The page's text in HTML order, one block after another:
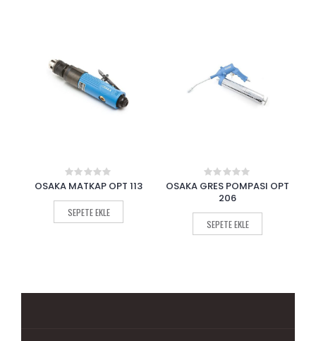
0
of
5
OSAKA GRES POMPASI OPT
206
SEPETE EKLE
0
out
5
OSAKA SOMUN SÖKME OPT-
P 243
SEPETE EKLE